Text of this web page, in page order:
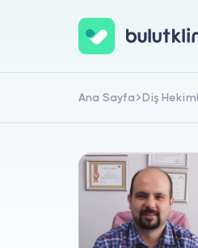
Ana Sayfa Diş